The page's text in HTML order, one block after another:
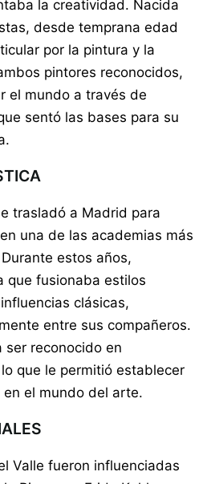
la creatividad. Nacida
desde temprana edad
por la pintura y la
pintores reconocidos,
el mundo a través de
sentó las bases para su
trasladó a Madrid para
una de las academias más
estos años,
que fusionaba estilos
clásicas,
entre sus compañeros.
ser reconocido en
que le permitió establecer
el mundo del arte.
Valle fueron influenciadas